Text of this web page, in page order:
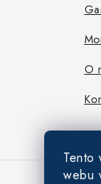
Tento
webu
O